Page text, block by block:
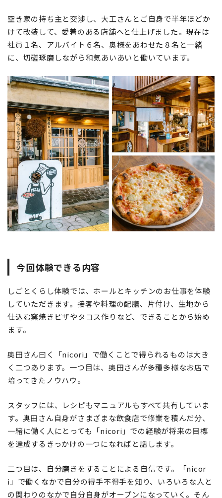
空き家の持ち主と交渉し、大工さんとご自身で半年ほどか
けて改装して、愛着のある店舗へと仕上げました。現在は
社員１名、アルバイト６名、奥様をあわせた８名と一緒
に、切磋琢磨しながら和気あいあいと働いています。
今回体験できる内容
しごとくらし体験では、ホールとキッチンのお仕事を体験
していただきます。接客や料理の配膳、片付け、生地から
仕込む窯焼きピザやタコス作りなど、できることから始め
ます。
奥田さん曰く「nicori」で働くことで得られるものは大き
く二つあります。一つ目は、奥田さんが多種多様なお店で
培ってきたノウハウ。
スタッフには、レシピもマニュアルもすべて共有していま
す。奥田さん自身がさまざまな飲食店で修業を積んだ分、
一緒に働く人にとっても「nicori」での経験が将来の目標
を達成するきっかけの一つになればと話します。
二つ目は、自分磨きをすることによる自信です。「nicor
i」で働くなかで自分の得手不得手を知り、いろいろな人と
の関わりのなかで自分自身がオープンになっていく。そん